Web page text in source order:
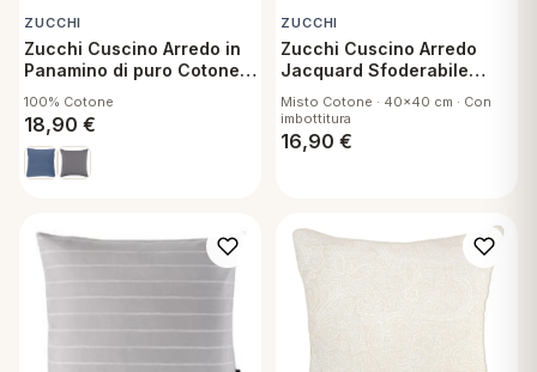
ZUCCHI
Zucchi Cuscino Arredo in
Panamino di puro Cotone
Imbottitura 50x50 cm
Emotion BN
100% Cotone
18,90 €
ZUCCHI
Zucchi Cuscino Arredo
Jacquard Sfoderabile
Misto Cotone · 40x40 cm · Con
imbottitura
16,90 €